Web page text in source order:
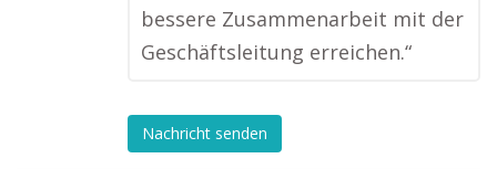
bessere Zusammenarbeit mit der
Geschäftsleitung erreichen.“
Nachricht senden